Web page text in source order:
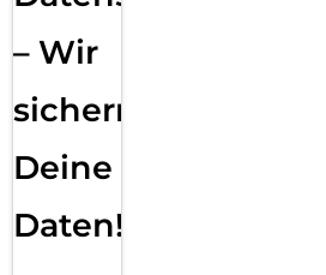
– Wir
sichern
Deine
Daten!